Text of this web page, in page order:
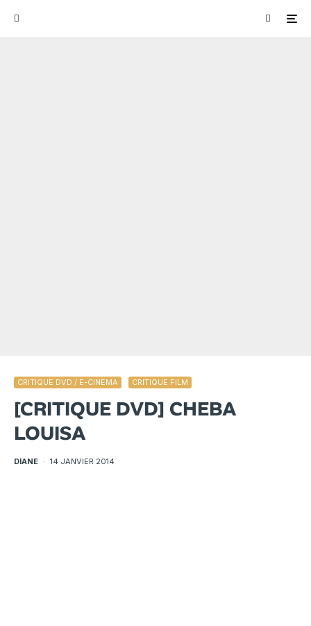
CRITIQUE DVD / E-CINEMA CRITIQUE FILM
[CRITIQUE DVD] CHEBA
LOUISA
DIANE · 14 JANVIER 2014